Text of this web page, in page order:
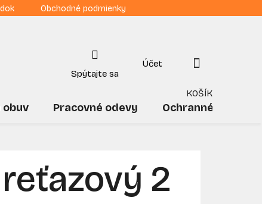
Obchodné podmienky
NÁKUPNÝ
KOŠÍK
obuv Pracovné odevy Ochranné
2